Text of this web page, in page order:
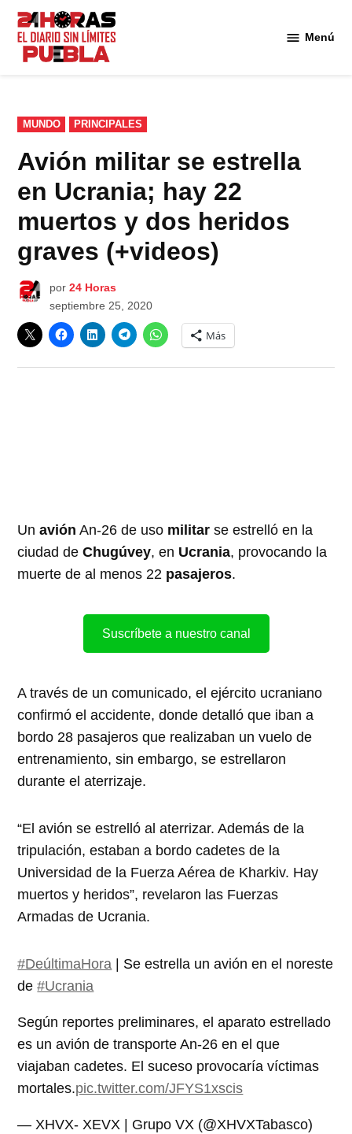
Saltar
contenido
Menú
PUBLICADO
EN
MUNDO PRINCIPALES
Avión militar se estrella
en Ucrania; hay 22
muertos y dos heridos
graves (+videos)
por 24 Horas
septiembre 25, 2020
Más
Unavión An-26 de uso militar se estrelló en la
ciudad deChugúvey, en Ucrania, provocando la
muerte de al menos 22 pasajeros.
Suscríbete a nuestro canal
A través de un comunicado, el ejército ucraniano
confirmó el accidente, donde detalló que iban a
bordo 28 pasajeros que realizaban un vuelo de
entrenamiento, sin embargo, se estrellaron
durante el aterrizaje.
“El avión se estrelló al aterrizar. Además de la
tripulación, estaban a bordo cadetes de la
Universidad de la Fuerza Aérea de Kharkiv. Hay
muertos y heridos”, revelaron las Fuerzas
Armadas de Ucrania.
#DeúltimaHora | Se estrella un avión en el noreste
de#Ucrania
Según reportes preliminares, el aparato estrellado
es un avión de transporte An-26 en el que
viajaban cadetes. El suceso provocaría víctimas
mortales.pic.twitter.com/JFYS1xscis
— XHVX- XEVX | Grupo VX (@XHVXTabasco)